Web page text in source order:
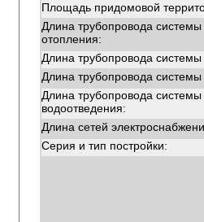
Площадь придомовой
Длина трубопровода системы
отопления:
Длина трубопровода
Длина трубопровода
Длина трубопровода системы
водоотведения:
Длина сетей
Серия и тип постройки: